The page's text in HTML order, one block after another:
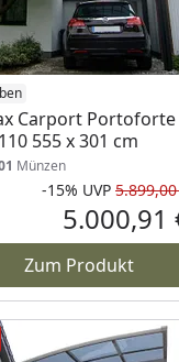
Preis
Carport Portoforte
555 x 301 cm
Münzen
-15% UVP
5.000,91
Zum Produkt